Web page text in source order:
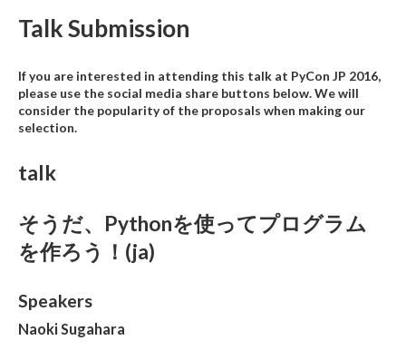
Reports
Talk Submission
If you are interested in attending this talk at PyCon JP 2016,
please use the social media share buttons below. We will
consider the popularity of the proposals when making our
selection.
talk
そうだ、Pythonを使ってプログラム
を作ろう！(ja)
Speakers
Naoki Sugahara